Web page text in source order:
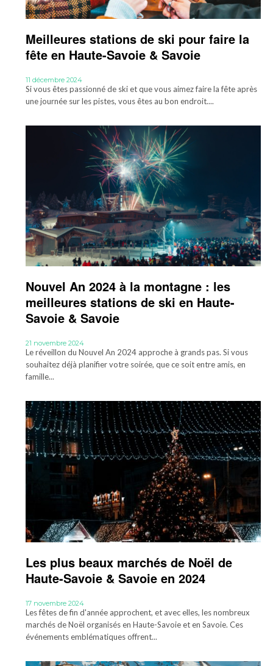
Meilleures stations de ski pour faire la
fête en Haute-Savoie & Savoie
11 décembre 2024
Si vous êtes passionné de ski et que vous aimez faire la fête après
une journée sur les pistes, vous êtes au bon endroit....
Nouvel An 2024 à la montagne : les
meilleures stations de ski en Haute-
Savoie & Savoie
21 novembre 2024
Le réveillon du Nouvel An 2024 approche à grands pas. Si vous
souhaitez déjà planifier votre soirée, que ce soit entre amis, en
famille...
Les plus beaux marchés de Noël de
Haute-Savoie & Savoie en 2024
17 novembre 2024
Les fêtes de fin d'année approchent, et avec elles, les nombreux
marchés de Noël organisés en Haute-Savoie et en Savoie. Ces
événements emblématiques offrent...